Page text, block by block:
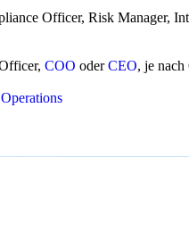
Officer, Risk Manager,
COO oderCEO, je nach